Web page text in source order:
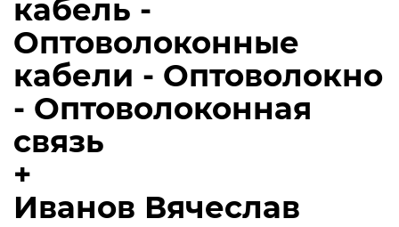
кабель -
Оптоволоконные
кабели - Оптоволокно
- Оптоволоконная
связь
+
Иванов Вячеслав